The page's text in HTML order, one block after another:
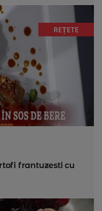
REȚETE
frantuzesti cu